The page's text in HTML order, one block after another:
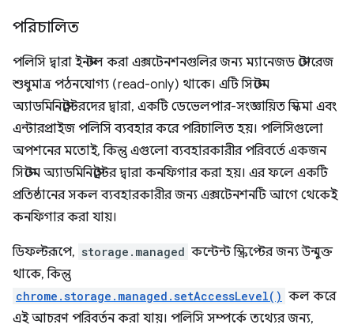
পরিচালিত
পলিসি দ্বারা ইনস্টল করা এক্সটেনশনগুলির জন্য ম্যানেজড স্টোরেজ
শুধুমাত্র পঠনযোগ্য (read-only) থাকে। এটি সিস্টেম
অ্যাডমিনিস্ট্রেটরদের দ্বারা, একটি ডেভেলপার-সংজ্ঞায়িত স্কিমা এবং
এন্টারপ্রাইজ পলিসি ব্যবহার করে পরিচালিত হয়। পলিসিগুলো
অপশনের মতোই, কিন্তু এগুলো ব্যবহারকারীর পরিবর্তে একজন
সিস্টেম অ্যাডমিনিস্ট্রেটর দ্বারা কনফিগার করা হয়। এর ফলে একটি
প্রতিষ্ঠানের সকল ব্যবহারকারীর জন্য এক্সটেনশনটি আগে থেকেই
কনফিগার করা যায়।
ডিফল্টরূপে, storage.managed কন্টেন্ট স্ক্রিপ্টের জন্য উন্মুক্ত
থাকে, কিন্তু
chrome.storage.managed.setAccessLevel() কল করে
এই আচরণ পরিবর্তন করা যায়। পলিসি সম্পর্কে তথ্যের জন্য,